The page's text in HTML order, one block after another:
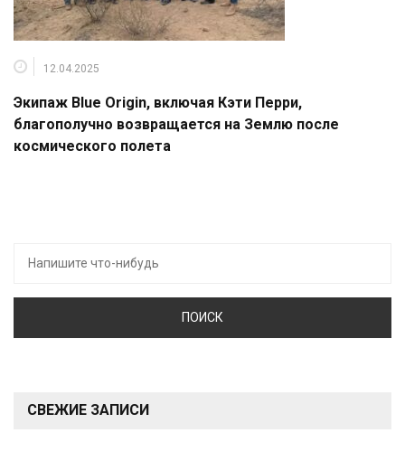
12.04.2025
Экипаж Blue Origin, включая Кэти Перри,
благополучно возвращается на Землю после
космического полета
СВЕЖИЕ ЗАПИСИ